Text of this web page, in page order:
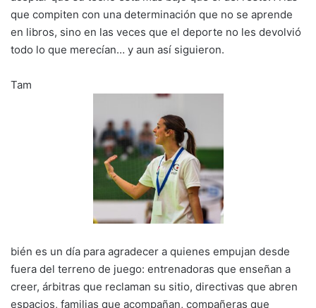
que compiten con una determinación que no se aprende
en libros, sino en las veces que el deporte no les devolvió
todo lo que merecían… y aun así siguieron.
Tam
bién es un día para agradecer a quienes empujan desde
fuera del terreno de juego: entrenadoras que enseñan a
creer, árbitras que reclaman su sitio, directivas que abren
espacios, familias que acompañan, compañeras que